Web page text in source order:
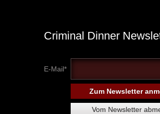
Criminal Dinner
E-Mail*